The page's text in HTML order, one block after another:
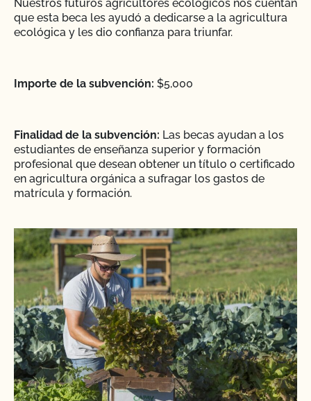
Nuestros futuros agricultores ecológicos nos cuentan
que esta beca les ayudó a dedicarse a la agricultura
ecológica y les dio confianza para triunfar.
Importe de la subvención: $5,000
Finalidad de la subvención: Las becas ayudan a los
estudiantes de enseñanza superior y formación
profesional que desean obtener un título o certificado
en agricultura orgánica a sufragar los gastos de
matrícula y formación.